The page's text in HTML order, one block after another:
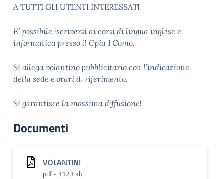
A TUTTI GLI UTENTI INTERESSATI
E’ possibile iscriversi ai corsi di lingua inglese e
informatica presso il Cpia 1 Como.
Si allega volantino pubblicitario con l’indicazione
della sede e orari di riferimento.
Si garantisce la massima diffusione!
Documenti
VOLANTINI
pdf - 3123 kb